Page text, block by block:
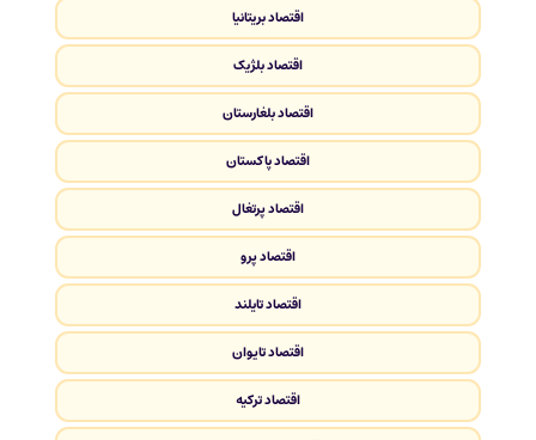
اقتصاد بریتانیا
اقتصاد بلژیک
اقتصاد بلغارستان
اقتصاد پاکستان
اقتصاد پرتغال
اقتصاد پرو
اقتصاد تایلند
اقتصاد تایوان
اقتصاد ترکیه